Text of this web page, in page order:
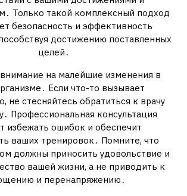
Только такой комплексный подход
безопасность и эффективность
достижению поставленных
целей․
на малейшие изменения в
Если что-то вызывает
не стесняйтесь обратиться к врачу
Профессиональная консультация
избежать ошибок и обеспечит
ваших тренировок․ Помните, что
должны приносить удовольствие и
вашей жизни, а не приводить к
и перенапряжению․